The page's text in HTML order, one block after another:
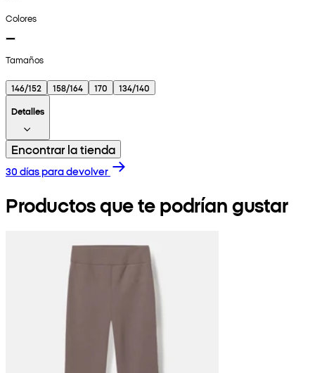
Colores
Tamaños
146/152 158/164 170
134/140
Detalles
Encontrar la tienda
30 días para devolver
Productos que te podrían gustar